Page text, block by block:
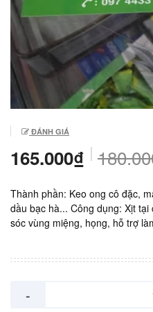
ĐÁNH GIÁ
165.000₫
Thành phần: Keo ong cô đặc,
dầu bạc hà... Công dụng: Xịt
sóc vùng miệng, họng, hỗ trợ
KINGPHAR Việt Nam. Giá:
-